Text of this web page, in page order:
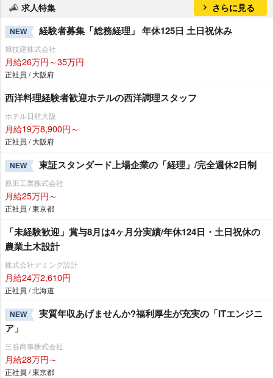
求人特集 さらに見る
NEW 経験者募集「総務経理」 年休125日 土日祝休み
旭技建株式会社
月給26万円～35万円
正社員 / 大阪府
西洋料理経験者歓迎ホテルの西洋調理スタッフ
ホテル日航大阪
月給19万8,900円～
正社員 / 大阪府
NEW 東証スタンダード上場企業の「経理」/完全週休2日制
原田工業株式会社
月給25万円～
正社員 / 東京都
「未経験歓迎」賞与8月は4ヶ月分実績/年休124日・土日祝休の
農業土木設計
株式会社デミング設計
月給24万2,610円
正社員 / 北海道
NEW
実質年収あげませんか?福利厚生が充実の「ITエンジニ
ア」
三谷商事株式会社
月給28万円～
正社員 / 東京都